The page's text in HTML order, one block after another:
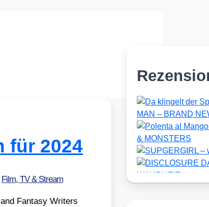
für 2024
Film, TV & Stream
Fan­ta­sy Wri­ters